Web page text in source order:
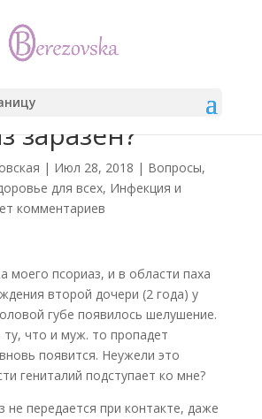
заразен?
| Июл 28, 2018 | Вопросы,
для всех, Инфекция и
комментариев
моего псориаз, и в области паха
второй дочери (2 года) у
губе появилось шелушение.
что и муж. то пропадет
появится. Неужели это
гениталий подступает ко мне?
не передается при контакте, даже